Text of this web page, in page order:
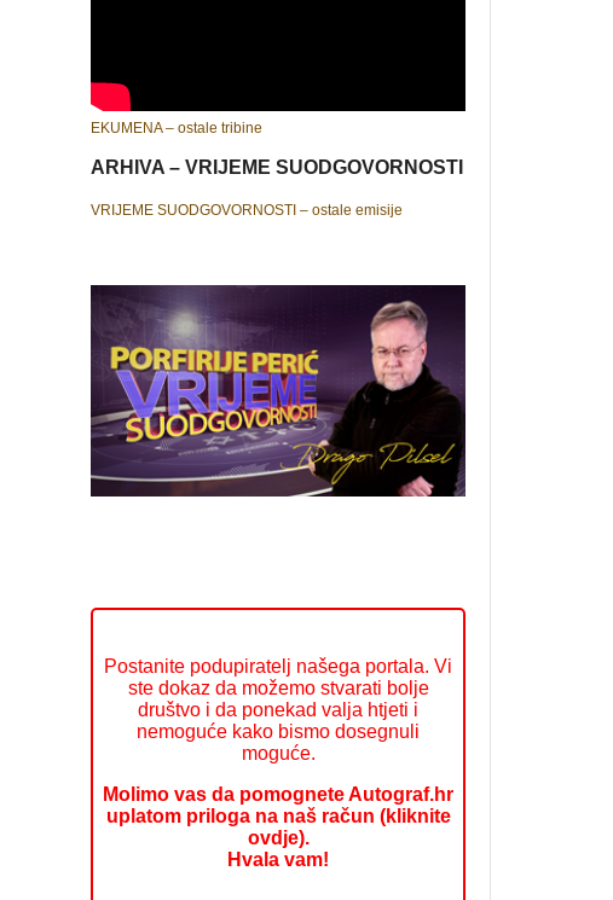
EKUMENA – ostale tribine
ARHIVA – VRIJEME SUODGOVORNOSTI
VRIJEME SUODGOVORNOSTI – ostale emisije
Postanite podupiratelj našega portala. Vi
ste dokaz da možemo stvarati bolje
društvo i da ponekad valja htjeti i
nemoguće kako bismo dosegnuli
moguće.
Molimo vas da pomognete Autograf.hr
uplatom priloga na naš račun (kliknite
ovdje).
Hvala vam!